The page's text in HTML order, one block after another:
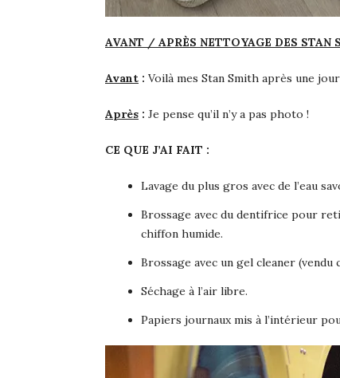
AVANT / APRÈS NETTOYAGE DES STAN
Avant : Voilà mes Stan Smith après une
Après : Je pense qu’il n’y a pas photo !
CE QUE J’AI FAIT :
Lavage du plus gros avec de l’eau
Brossage avec du dentifrice pour
chiffon humide.
Brossage avec un gel cleaner
Séchage à l’air libre.
Papiers journaux mis à l’intérieur